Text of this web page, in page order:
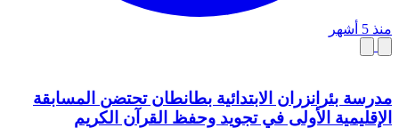
منذ 5 أشهر
مدرسة بئرانزران الابتدائية بطانطان تحتضن المسابقة
الإقليمية الأولى في تجويد وحفظ القرآن الكريم